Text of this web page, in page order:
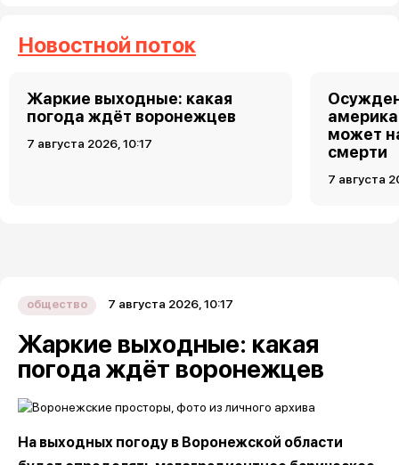
Новостной поток
Жаркие выходные: какая
погода ждёт воронежцев
7 августа 2026, 10:17
может
смерти
7 августа
общество 7 августа 2026, 10:17
Жаркие выходные: какая
погода ждёт воронежцев
На выходных погоду в Воронежской области